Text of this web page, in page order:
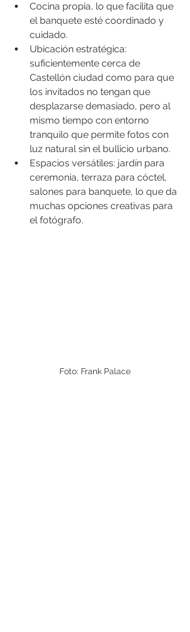
Cocina propia, lo que facilita que
el banquete esté coordinado y
cuidado.
Ubicación estratégica:
suficientemente cerca de
Castellón ciudad como para que
los invitados no tengan que
desplazarse demasiado, pero al
mismo tiempo con entorno
tranquilo que permite fotos con
luz natural sin el bullicio urbano.
Espacios versátiles: jardín para
ceremonia, terraza para cóctel,
salones para banquete, lo que da
muchas opciones creativas para
el fotógrafo.
Foto: Frank Palace